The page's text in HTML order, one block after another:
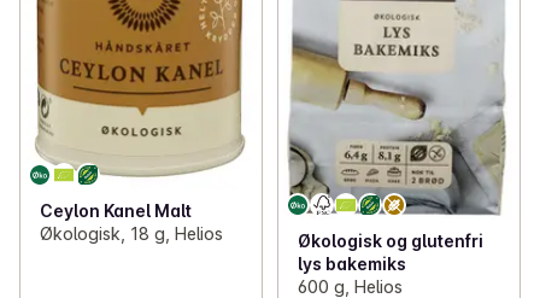
Ceylon Kanel Malt
Økologisk, 18 g, Helios
Økologisk og glutenfri
lys bakemiks
600 g, Helios